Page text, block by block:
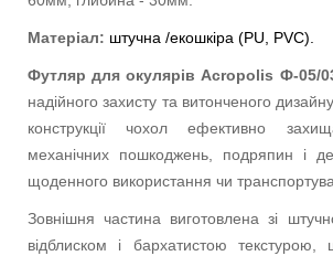
Матеріал: штучна /екошкіра (PU, PVC).
Футляр для окулярів Acropolis Ф-05/
надійного захисту та витонченого
конструкції чохол ефективно
механічних пошкоджень, подряпин і
щоденного використання чи
Зовнішня частина виготовлена зі
відблиском і бархатистою